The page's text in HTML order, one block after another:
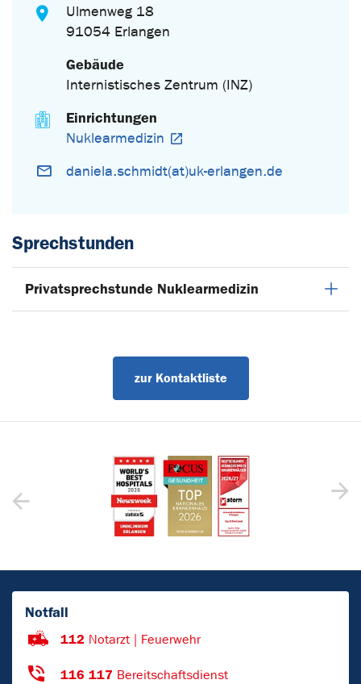
Ulmenweg 18
91054 Erlangen
Gebäude
Internistisches Zentrum (INZ)
Einrichtungen
Nuklearmedizin
daniela.schmidt(at)uk-erlangen.de
Sprechstunden
Privatsprechstunde Nuklearmedizin
zur Kontaktliste
Notfall
112 Notarzt | Feuerwehr
116 117 Bereitschaftsdienst